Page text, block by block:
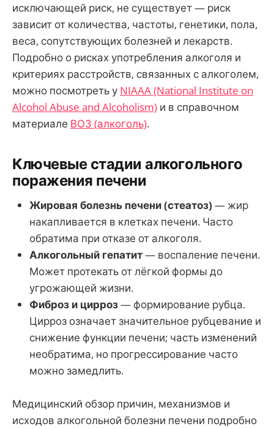
исключающей риск, не существует — риск
зависит от количества, частоты, генетики, пола,
веса, сопутствующих болезней и лекарств.
Подробно о рисках употребления алкоголя и
критериях расстройств, связанных с алкоголем,
можно посмотреть у NIAAA (National Institute on
Alcohol Abuse and Alcoholism) и в справочном
материале ВОЗ (алкоголь).
Ключевые стадии алкогольного
поражения печени
Жировая болезнь печени (стеатоз) — жир
накапливается в клетках печени. Часто
обратима при отказе от алкоголя.
Алкогольный гепатит— воспаление печени.
Может протекать от лёгкой формы до
угрожающей жизни.
Фиброз и цирроз— формирование рубца.
Цирроз означает значительное рубцевание и
снижение функции печени; часть изменений
необратима, но прогрессирование часто
можно замедлить.
Медицинский обзор причин, механизмов и
исходов алкогольной болезни печени подробно